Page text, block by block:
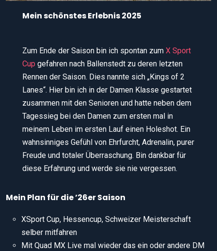
Mein schönstes Erlebnis 2025
Zum Ende der Saison bin ich spontan zum X Sport
Cup gefahren nach Ballenstedt zu deren letzten
Rennen der Saison. Dies nannte sich „Kings of 2
Lanes“. Hier bin ich in der Damen Klasse gestartet
zusammen mit den Senioren und hatte neben dem
Tagessieg bei den Damen zum ersten mal in
meinem Leben im ersten Lauf einen Holeshot. Ein
wahnsinniges Gefühl von Ehrfurcht, Adrenalin, purer
Freude und totaler Überraschung. Bin dankbar für
diese Erfahrung und werde sie nie vergessen.
Mein Plan für die ’26er Saison
XSport Cup, Hessencup, Schweizer Meisterschaft
selber mitfahren
Mit Quad MX Live mal wieder das ein oder andere DM